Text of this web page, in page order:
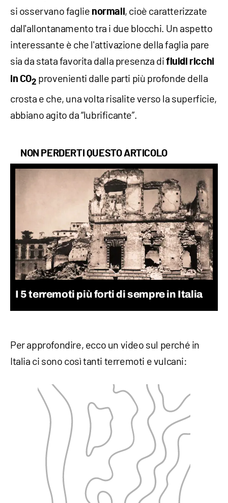
si osservano faglie normali, cioè caratterizzate
dall'allontanamento tra i due blocchi. Un aspetto
interessante è che l'attivazione della faglia pare
sia da stata favorita dalla presenza difluidi ricchi
in CO2 provenienti dalle parti più profonde della
crosta e che, una volta risalite verso la superficie,
abbiano agito da “lubrificante”.
NON PERDERTI QUESTO ARTICOLO
I 5 terremoti più forti di sempre in Italia
Per approfondire, ecco un video sul perché in
Italia ci sono così tanti terremoti e vulcani: